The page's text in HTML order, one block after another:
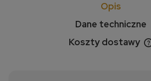
Opis
Dane techniczne
Koszty dostawy
Cena nie zawiera ewentualnych kosztów